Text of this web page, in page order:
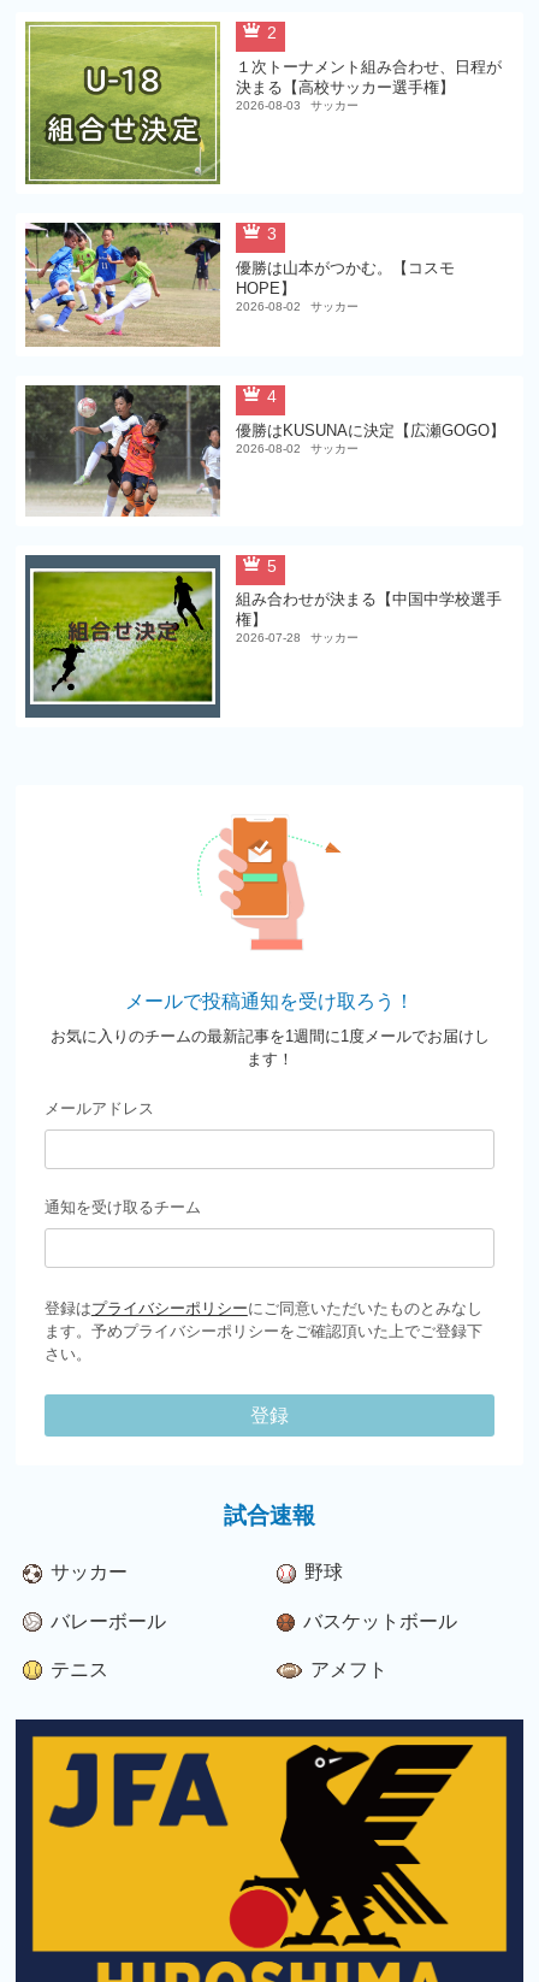
2
１次トーナメント組み合わせ、日程が
決まる【高校サッカー選手権】
2026-08-03 サッカー
3
優勝は山本がつかむ。【コスモ
HOPE】
2026-08-02 サッカー
4
優勝はKUSUNAに決定【広瀬GOGO】
2026-08-02 サッカー
5
組み合わせが決まる【中国中学校選手
権】
2026-07-28 サッカー
メールで投稿通知を受け取ろう！
お気に入りのチームの最新記事を1週間に1度メールでお届けし
ます！
メールアドレス
通知を受け取るチーム
登録はプライバシーポリシーにご同意いただいたものとみなし
ます。予めプライバシーポリシーをご確認頂いた上でご登録下
さい。
登録
試合速報
サッカー 野球
バレーボール バスケットボール
テニス アメフト